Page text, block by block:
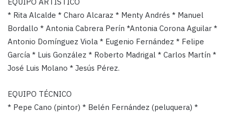
* Rita Alcalde * Charo Alcaraz * Menty Andrés * Manuel
Bordallo * Antonia Cabrera Perín *Antonia Corona Aguilar *
Antonio Domínguez Viola * Eugenio Fernández * Felipe
García * Luis González * Roberto Madrigal * Carlos Martín *
José Luis Molano * Jesús Pérez.
EQUIPO TÉCNICO
* Pepe Cano (pintor) * Belén Fernández (peluquera) *